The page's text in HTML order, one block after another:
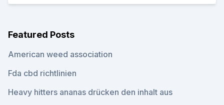
Featured Posts
American weed association
Fda cbd richtlinien
Heavy hitters ananas drücken den inhalt aus